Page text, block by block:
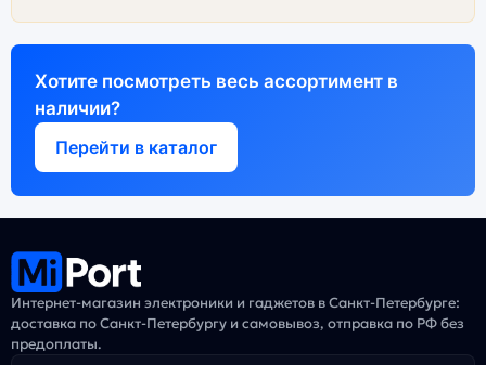
Хотите посмотреть весь ассортимент в
наличии?
Перейти в каталог
Интернет-магазин электроники и гаджетов в Санкт-Петербурге:
доставка по Санкт-Петербургу и самовывоз, отправка по РФ без
предоплаты.